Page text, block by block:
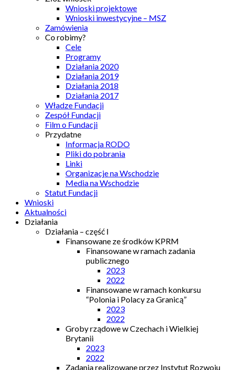
Wnioski projektowe
Wnioski inwestycyjne – MSZ
Zamówienia
Co robimy?
Cele
Programy
Działania 2020
Działania 2019
Działania 2018
Działania 2017
Władze Fundacji
Zespół Fundacji
Film o Fundacji
Przydatne
Informacja RODO
Pliki do pobrania
Linki
Organizacje na Wschodzie
Media na Wschodzie
Statut Fundacji
Wnioski
Aktualności
Działania
Działania – część I
Finansowane ze środków KPRM
Finansowane w ramach zadania
publicznego
2023
2022
Finansowane w ramach konkursu
“Polonia i Polacy za Granicą”
2023
2022
Groby rządowe w Czechach i Wielkiej
Brytanii
2023
2022
Zadania realizowane przez Instytut Rozwoju